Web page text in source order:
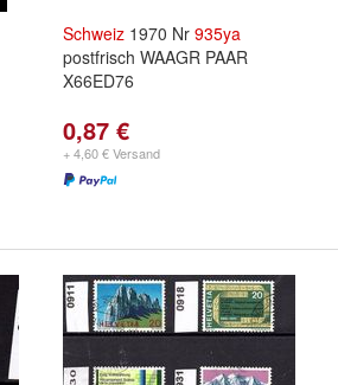
Schweiz 1970 Nr 935ya
postfrisch WAAGR PAAR
X66ED76
0,87 €
+ 4,60 € Versand